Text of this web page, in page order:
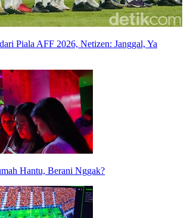
Piala AFF 2026, Netizen: Janggal, Ya
Hantu, Berani Nggak?